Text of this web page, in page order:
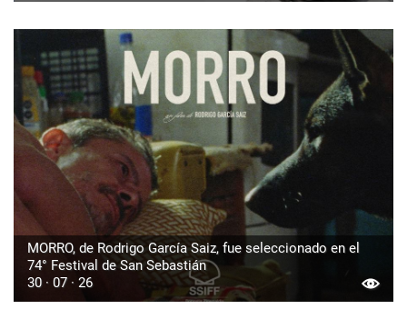
MORRO, de Rodrigo García Saiz, fue seleccionado en el
74° Festival de San Sebastián
30 · 07 · 26